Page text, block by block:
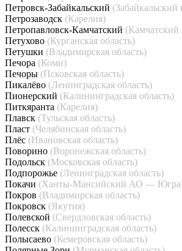
Петровск-Забайкальский (Забайкальский
Петрозаводск (Карелия)
Петропавловск-Камчатский (Камчатский
Петухово (Курганская область)
Петушки (Владимирская область)
Печора (Коми)
Печоры (Псковская область)
Пикалёво (Ленинградская область)
Пионерский (Калининградская область)
Питкяранта (Карелия)
Плавск (Тульская область)
Пласт (Челябинская область)
Плёс (Ивановская область)
Поворино (Воронежская область)
Подольск (Московская область)
Подпорожье (Ленинградская область)
Покачи (Ханты-Мансийский АО —
Покров (Владимирская область)
Покровск (Якутия)
Полевской (Свердловская область)
Полесск (Калининградская область)
Полысаево (Кемеровская область)